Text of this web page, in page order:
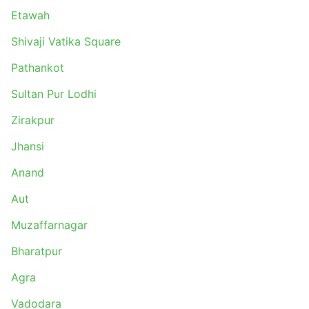
O ônibus é a melhor opção para chegar a destinos
rede de ônibus frequentemente percorre quase
há muito tempo.
Ao contrário das viagens aéreas e às vezes
estação rodoviária com muita antecedência. O
muito tempo. Os limites de bagagem são
geralmente muito favoráveis ao viajante, e a taxa
acessíveis em comparação com as passagens
aéreas ou de trem velozes. Existe sempre uma
escolha de classes de passagens para todos os
Etawah
Shivaji Vatika Square
Pathankot
Sultan Pur Lodhi
Zirakpur
Jhansi
Anand
Aut
Muzaffarnagar
Bharatpur
Agra
Vadodara